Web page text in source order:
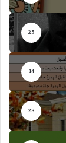
25
14
28